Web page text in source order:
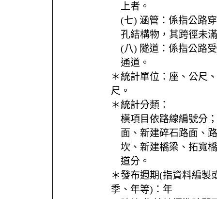
上者。
(七) 涵管：係指公路
孔結構物，其跨徑未
(八) 隧道：係指公路
通道。
＊統計單位： 座、公尺
尺。
＊統計分類：
橫項目依路線編號分
面、新建碎石路面、
坎、新建橋梁、拓寬
道分。
＊發布週期(指資料編製
季、年等)： 年